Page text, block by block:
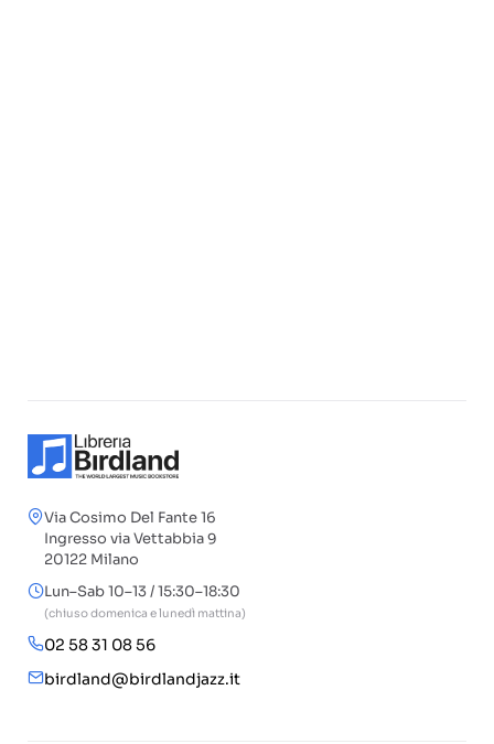
Via Cosimo Del Fante 16
Ingresso via Vettabbia 9
20122 Milano
Lun–Sab 10–13 / 15:30–18:30
(chiuso domenica e lunedì mattina)
02 58 31 08 56
birdland@birdlandjazz.it